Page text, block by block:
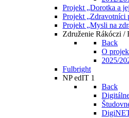
Projekt „Dorotka a
Projekt „Zdravotníci
Projekt „Mysli na
Združenie Rákóczi /
Back
O
2025/
Fulbright
NP edIT 1
Back